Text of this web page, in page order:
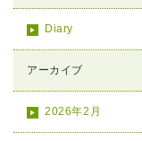
Diary
アーカイブ
2026年2月